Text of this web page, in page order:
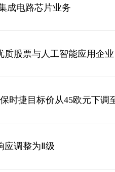
成电路芯片业务
质股票与人工智能应用企业
时捷目标价从45欧元下调
应调整为Ⅱ级